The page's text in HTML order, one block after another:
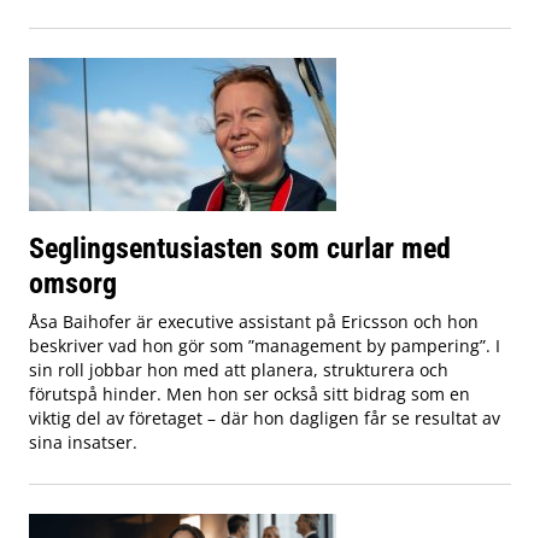
Seglingsentusiasten som curlar med
omsorg
Åsa Baihofer är executive assistant på Ericsson och hon
beskriver vad hon gör som ”management by pampering”. I
sin roll jobbar hon med att planera, strukturera och
förutspå hinder. Men hon ser också sitt bidrag som en
viktig del av företaget – där hon dagligen får se resultat av
sina insatser.